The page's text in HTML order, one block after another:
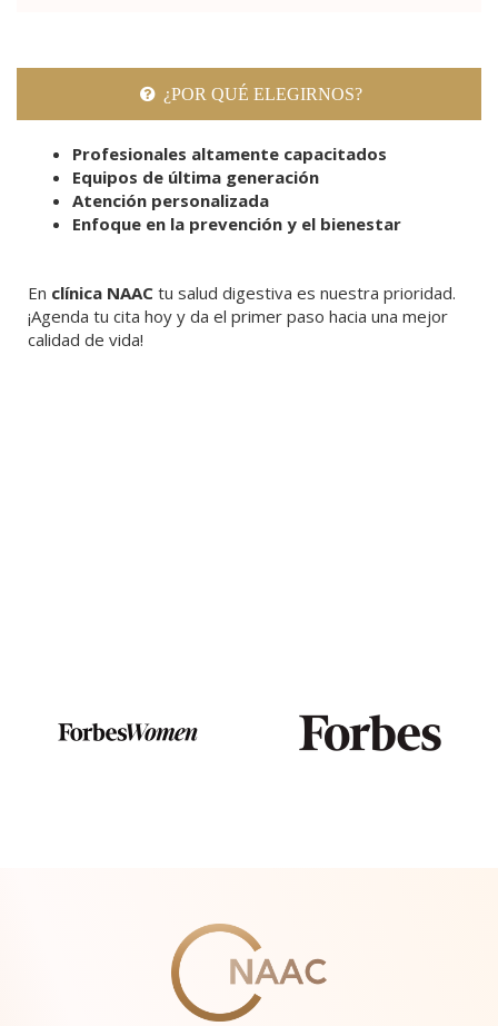
¿POR QUÉ ELEGIRNOS?
Profesionales altamente capacitados
Equipos de última generación
Atención personalizada
Enfoque en la prevención y el bienestar
En clínica NAAC tu salud digestiva es nuestra prioridad.
¡Agenda tu cita hoy y da el primer paso hacia una mejor
calidad de vida!